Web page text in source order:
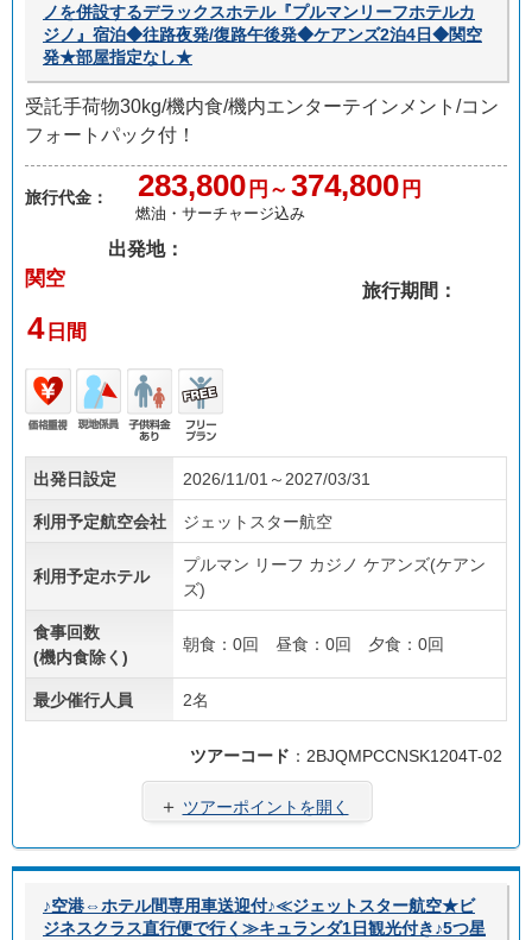
ノを併設するデラックスホテル『プルマンリーフホテルカ
ジノ』宿泊◆往路夜発/復路午後発◆ケアンズ2泊4日◆関空
発★部屋指定なし★
受託手荷物30kg/機内食/機内エンターテインメント/コン
フォートパック付！
旅行代金： 283,800 円～ 374,800 円
燃油・サーチャージ込み
出発地：
関空
旅行期間：
4 日間
価格
重視
現地
係員
子供
あり
フリ
ープ
ラン
出発日設定 2026/11/01～2027/03/31
利用予定航空会社 ジェットスター航空
利用予定ホテル
プルマン リーフ カジノ ケアンズ(ケアン
ズ)
食事回数
(機内食除く)
朝食：0回 昼食：0回 夕食：0回
最少催行人員 2名
ツアーコード ：2BJQMPCCNSK1204T-02
＋ ツアーポイントを開く
♪空港⇔ホテル間専用車送迎付♪≪ジェットスター航空★ビ
ジネスクラス直行便で行く≫キュランダ1日観光付き♪5つ星